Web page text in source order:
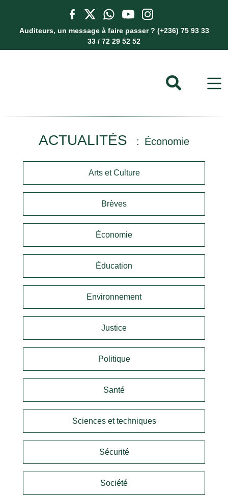
Auditeurs, un message à faire passer ? (+236) 75 93 33
33 / 72 29 52 52
ACTUALITÉS Économie
Arts et Culture
Brèves
Économie
Éducation
Environnement
Justice
Politique
Santé
Sciences et techniques
Sécurité
Société